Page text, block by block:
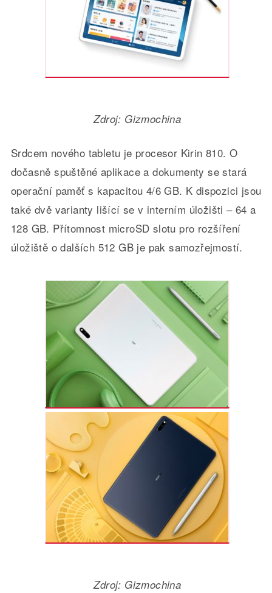
Zdroj: Gizmochina
Srdcem nového tabletu je procesor Kirin 810. O
dočasně spuštěné aplikace a dokumenty se stará
operační paměť s kapacitou 4/6 GB. K dispozici jsou
také dvě varianty lišící se v interním úložišti – 64 a
128 GB. Přítomnost microSD slotu pro rozšíření
úložiště o dalších 512 GB je pak samozřejmostí.
Zdroj: Gizmochina